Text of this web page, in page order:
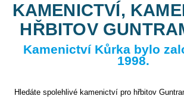
KAMENICTVÍ,
HŘBITOV
Kamenictví Kůrka bylo
1998.
Hledáte spolehlivé kamenictví pro hřbitov